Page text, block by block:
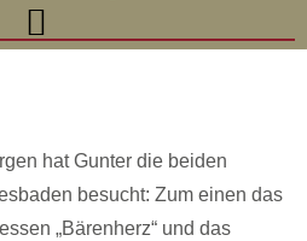
hat Gunter die beiden
besucht: Zum einen das
„Bärenherz“ und das